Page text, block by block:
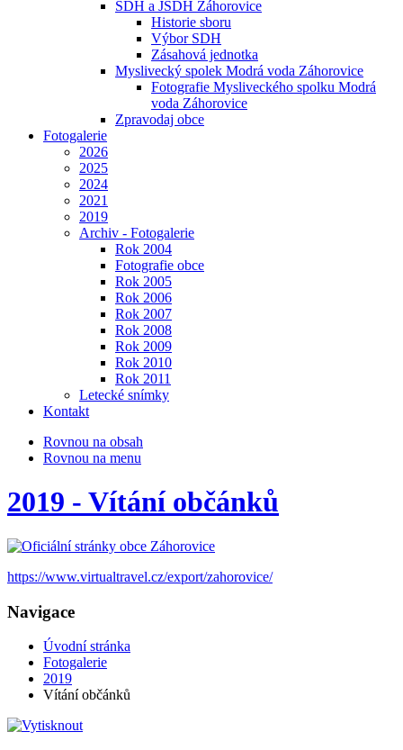
SDH a JSDH Záhorovice
Historie sboru
Výbor SDH
Zásahová jednotka
Myslivecký spolek Modrá voda Záhorovice
Fotografie Mysliveckého spolku Modrá
voda Záhorovice
Zpravodaj obce
Fotogalerie
2026
2025
2024
2021
2019
Archiv - Fotogalerie
Rok 2004
Fotografie obce
Rok 2005
Rok 2006
Rok 2007
Rok 2008
Rok 2009
Rok 2010
Rok 2011
Letecké snímky
Kontakt
Rovnou na obsah
Rovnou na menu
2019 - Vítání občánků
https://www.virtualtravel.cz/export/zahorovice/
Navigace
Úvodní stránka
Fotogalerie
2019
Vítání občánků